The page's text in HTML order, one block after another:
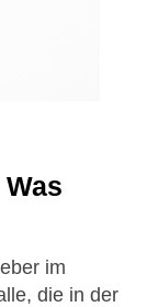
im
die in der